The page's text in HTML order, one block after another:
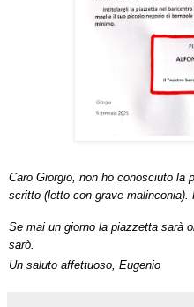
Caro Giorgio, non ho conosciuto la
scritto (letto con grave malinconia).
Se mai un giorno la piazzetta sarà
sarò.
Un saluto affettuoso, Eugenio